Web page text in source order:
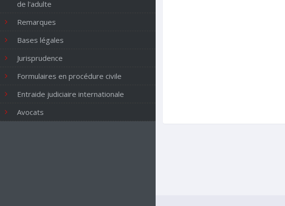
de l'adulte
Remarques
Bases légales
Jurisprudence
Formulaires en procédure civile
Entraide judiciaire internationale
Avocats